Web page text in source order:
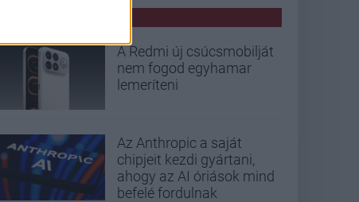
A Redmi új csúcsmobilját
nem fogod egyhamar
lemeríteni
Az Anthropic a saját
chipjeit kezdi gyártani,
ahogy az AI óriások mind
befelé fordulnak